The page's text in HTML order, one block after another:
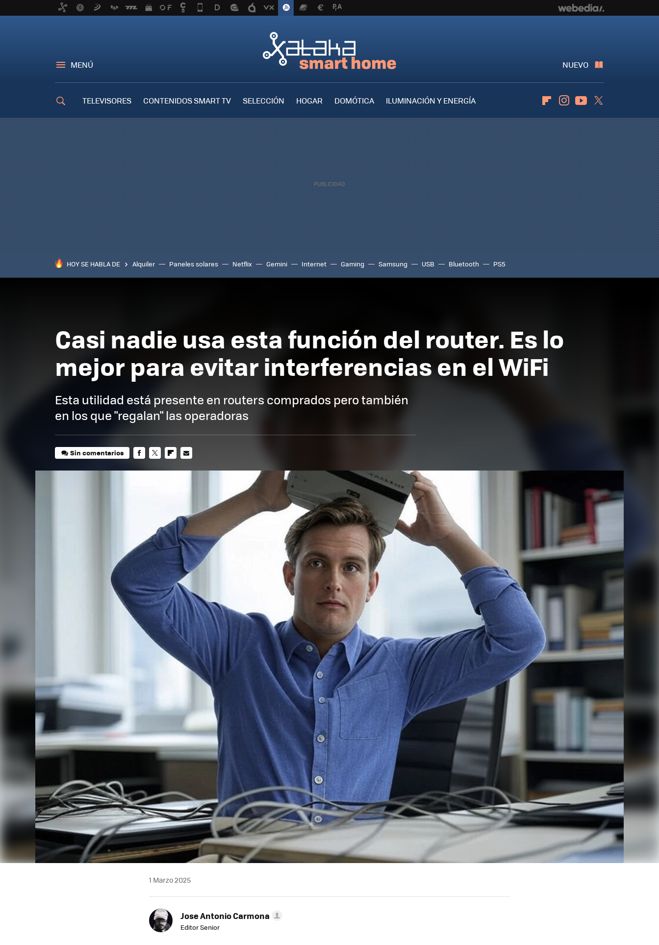
MENÚ NUEVO
TELEVISORES CONTENIDOS SMART TV SELECCIÓN HOGAR DOMÓTICA
ILUMINACIÓN Y ENERGÍA
FlipboardInstagramYoutube
HOY SE HABLA DE Alquiler Paneles solares Netflix Gemini Internet Gaming Samsung USB Bluetooth PS5
Casi nadie usa esta función del router. Es lo
mejor para evitar interferencias en el WiFi
Esta utilidad está presente en routers comprados pero también
en los que "regalan" las operadoras
Sin comentarios
1 Marzo 2025
Jose Antonio Carmona
Editor Senior